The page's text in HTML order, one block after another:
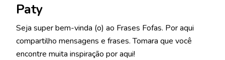
Paty
Seja super bem-vinda (o) ao Frases Fofas. Por aqui
compartilho mensagens e frases. Tomara que você
encontre muita inspiração por aqui!